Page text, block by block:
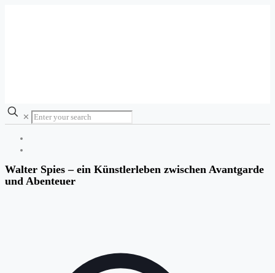
✕
Walter Spies – ein Künstlerleben zwischen Avantgarde
und Abenteuer